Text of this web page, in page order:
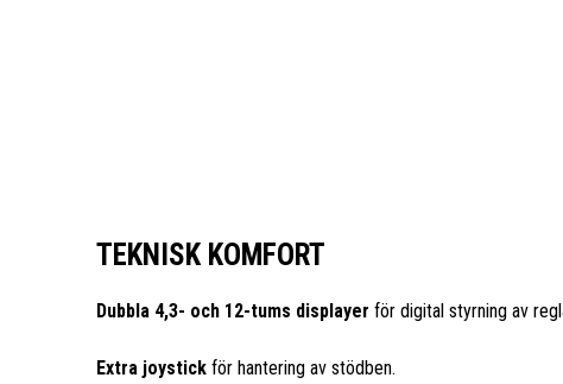
TEKNISK KOMFORT
Dubbla 4,3- och 12-tums displayer för digital styrning av
Extra joystickför hantering av stödben.